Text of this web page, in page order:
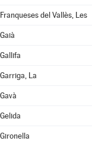
Franqueses del Vallès, Les
Gaià
Gallifa
Garriga, La
Gavà
Gelida
Gironella